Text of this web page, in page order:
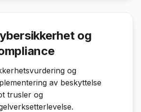
og
og
av beskyttelse
trusler og